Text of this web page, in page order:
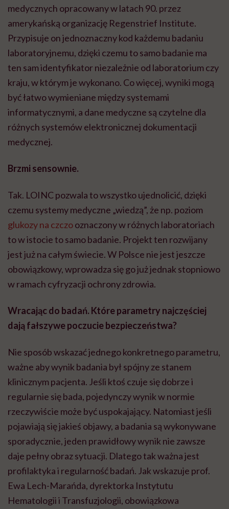
medycznych opracowany w latach 90. przez
amerykańską organizację Regenstrief Institute.
Przypisuje on jednoznaczny kod każdemu badaniu
laboratoryjnemu, dzięki czemu to samo badanie ma
ten sam identyfikator niezależnie od laboratorium czy
kraju, w którym je wykonano. Co więcej, wyniki mogą
być łatwo wymieniane między systemami
informatycznymi, a dane medyczne są czytelne dla
różnych systemów elektronicznej dokumentacji
medycznej.
Brzmi sensownie.
Tak. LOINC pozwala to wszystko ujednolicić, dzięki
czemu systemy medyczne „wiedzą”, że np. poziom
glukozy na czczooznaczony w różnych laboratoriach
to w istocie to samo badanie. Projekt ten rozwijany
jest już na całym świecie. W Polsce nie jest jeszcze
obowiązkowy, wprowadza się go już jednak stopniowo
w ramach cyfryzacji ochrony zdrowia.
Wracając do badań. Które parametry najczęściej
dają fałszywe poczucie bezpieczeństwa?
Nie sposób wskazać jednego konkretnego parametru,
ważne aby wynik badania był spójny ze stanem
klinicznym pacjenta. Jeśli ktoś czuje się dobrze i
regularnie się bada, pojedynczy wynik w normie
rzeczywiście może być uspokajający. Natomiast jeśli
pojawiają się jakieś objawy, a badania są wykonywane
sporadycznie, jeden prawidłowy wynik nie zawsze
daje pełny obraz sytuacji. Dlatego tak ważna jest
profilaktyka i regularność badań. Jak wskazuje prof.
Ewa Lech-Marańda, dyrektorka Instytutu
Hematologii i Transfuzjologii, obowiązkowa